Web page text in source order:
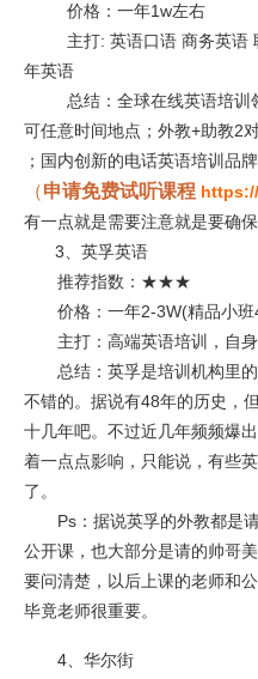
价格：一年1w左右
主打: 英语口语 商务英语
年英语
总结：全球在线英语培训领
可任意时间地点；外教+助教2
；国内创新的电话英语培训品
（申请免费试听课程
有一点就是需要注意就是要确保
3、英孚英语
推荐指数：★★★
价格：一年2-3W(精品小班
主打：高端英语培训，自身
总结：英孚是培训机构里的
不错的。据说有48年的历史，
十几年吧。不过近几年频频爆
着一点点影响，只能说，有些
了。
Ps：据说英孚的外教都是请
公开课，也大部分是请的帅哥
要问清楚，以后上课的老师和
毕竟老师很重要。
4、华尔街